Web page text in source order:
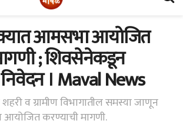
आमसभा आयोजित
; शिवसेनेकडून
। Maval News
व ग्रामीण विभागातील समस्या जाणून
करण्याची मागणी.